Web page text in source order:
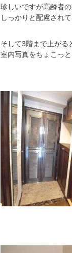
珍しいですが高齢者
しっかりと配慮され
そして3階まで上がる
室内写真をちょこっ